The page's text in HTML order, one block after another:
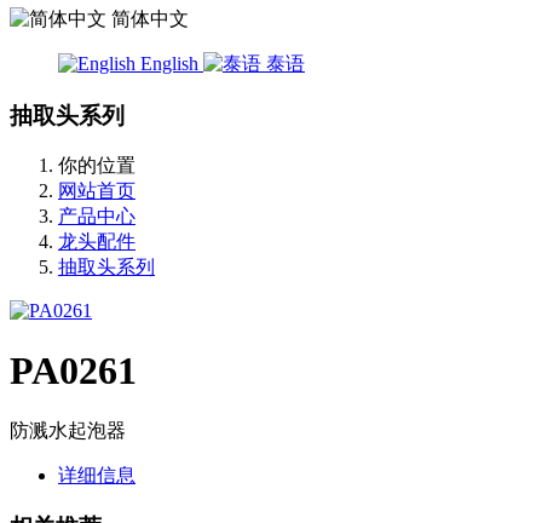
简体中文
English 泰语
抽取头系列
你的位置
网站首页
产品中心
龙头配件
抽取头系列
PA0261
防溅水起泡器
详细信息